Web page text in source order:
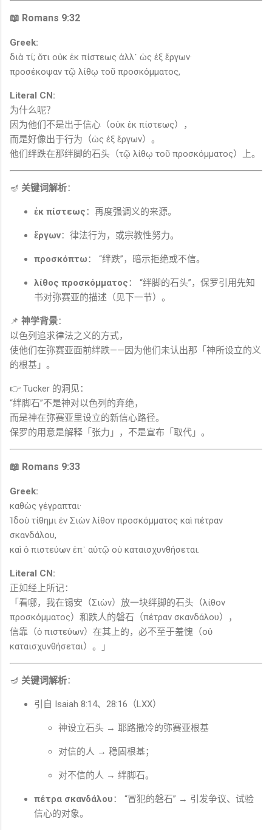
📖 Romans 9:32
Greek:
διὰ τί; ὅτι οὐκ ἐκ πίστεως ἀλλ᾽ ὡς ἐξ ἔργων·
προσέκοψαν τῷ λίθῳ τοῦ προσκόμματος,
Literal CN:
为什么呢？
因为他们不是出于信心（οὐκ ἐκ πίστεως），
而是好像出于行为（ὡς ἐξ ἔργων）。
他们绊跌在那绊脚的石头（τῷ λίθῳ τοῦ προσκόμματος）上。
🪔 关键词解析：
ἐκ πίστεως：再度强调义的来源。
ἔργων：律法行为，或宗教性努力。
προσκόπτω： “绊跌”，暗示拒绝或不信。
λίθος προσκόμματος： “绊脚的石头”，保罗引用先知
书对弥赛亚的描述（见下一节）。
📌 神学背景：
以色列追求律法之义的方式，
使他们在弥赛亚面前绊跌——因为他们未认出那「神所设立的义
的根基」。
👉 Tucker 的洞见：
“绊脚石”不是神对以色列的弃绝，
而是神在弥赛亚里设立的新信心路径。
保罗的用意是解释「张力」，不是宣布「取代」。
📖 Romans 9:33
Greek:
καθὼς γέγραπται·
Ἰδοὺ τίθημι ἐν Σιὼν λίθον προσκόμματος καὶ πέτραν
σκανδάλου,
καὶ ὁ πιστεύων ἐπ᾽ αὐτῷ οὐ καταισχυνθήσεται.
Literal CN:
正如经上所记：
「看哪，我在锡安（Σιὼν）放一块绊脚的石头（λίθον
προσκόμματος）和跌人的磐石（πέτραν σκανδάλου），
信靠（ὁ πιστεύων）在其上的，必不至于羞愧（οὐ
καταισχυνθήσεται）。」
🪔 关键词解析：
引自 Isaiah 8:14、28:16（LXX）
神设立石头 → 耶路撒冷的弥赛亚根基
对信的人 → 稳固根基；
对不信的人 → 绊脚石。
πέτρα σκανδάλου： “冒犯的磐石” → 引发争议、试验
信心的对象。